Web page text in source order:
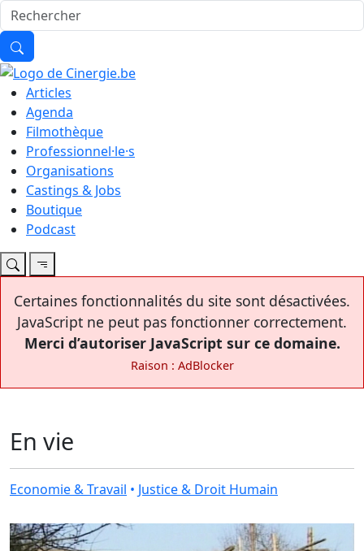
Articles
Agenda
Filmothèque
Professionnel·le·s
Organisations
Castings & Jobs
Boutique
Podcast
Certaines fonctionnalités du site sont désactivées.
JavaScript ne peut pas fonctionner correctement.
Merci d’autoriser JavaScript sur ce domaine.
Raison : AdBlocker
En vie
Economie & Travail • Justice & Droit Humain